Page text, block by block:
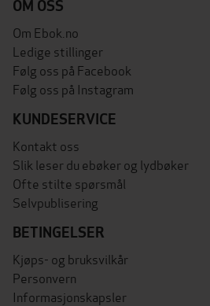
OM OSS
Om Ebok.no
Ledige stillinger
Følg oss på Facebook
Følg oss på Instagram
KUNDESERVICE
Kontakt oss
Slik leser du ebøker og lydbøker
Ofte stilte spørsmål
Selvpublisering
BETINGELSER
Kjøps- og bruksvilkår
Personvern
Informasjonskapsler